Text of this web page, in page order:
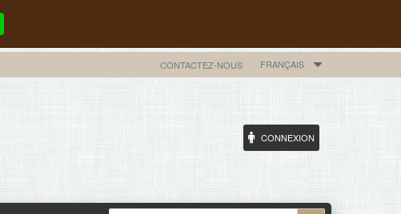
FRANÇAIS
CONTACTEZ-NOUS
CONNEXION